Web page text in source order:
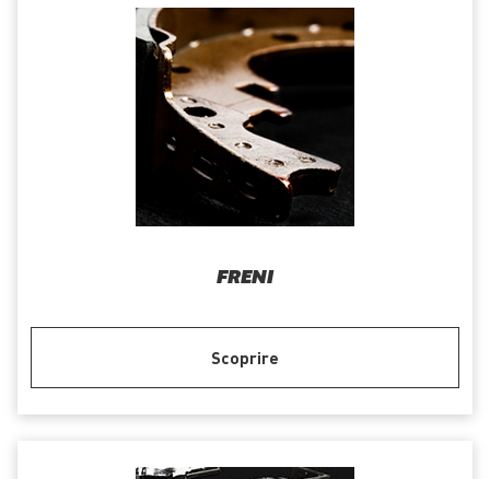
FRENI
Scoprire